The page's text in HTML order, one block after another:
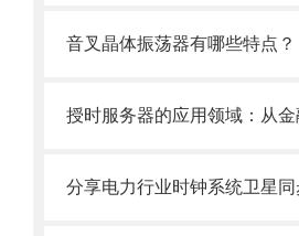
音叉晶体振荡器有哪些特点？
分享电力行业时钟系统卫星